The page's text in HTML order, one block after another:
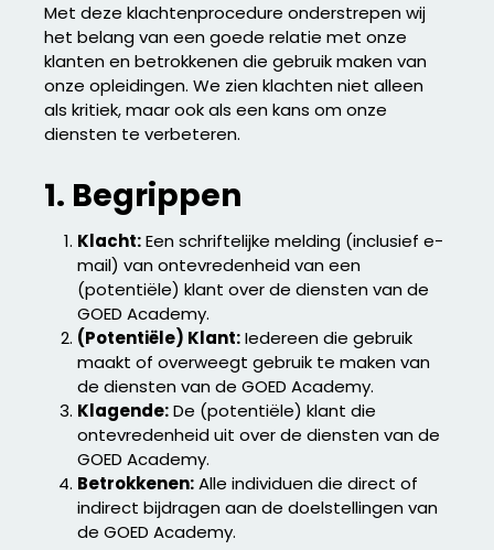
Met deze klachtenprocedure onderstrepen wij
het belang van een goede relatie met onze
klanten en betrokkenen die gebruik maken van
onze opleidingen. We zien klachten niet alleen
als kritiek, maar ook als een kans om onze
diensten te verbeteren.
1. Begrippen
Klacht:Een schriftelijke melding (inclusief e-
mail) van ontevredenheid van een
(potentiële) klant over de diensten van de
GOED Academy.
(Potentiële) Klant:Iedereen die gebruik
maakt of overweegt gebruik te maken van
de diensten van de GOED Academy.
Klagende:De (potentiële) klant die
ontevredenheid uit over de diensten van de
GOED Academy.
Betrokkenen:Alle individuen die direct of
indirect bijdragen aan de doelstellingen van
de GOED Academy.